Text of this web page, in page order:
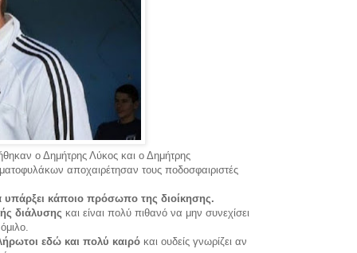
ο Δημήτρης Λύκος και ο Δημήτρης
αποχαιρέτησαν τους ποδοσφαιριστές
υπάρξει κάποιο πρόσωπο της διοίκησης.
διάλυσης και είναι πολύ πιθανό να μην συνεχίσει
εδώ και πολύ καιρό και ουδείς γνωρίζει αν